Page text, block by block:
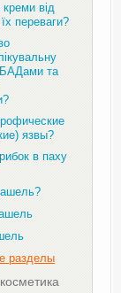
креми від
переваги?
БАДами та
язвы?
в паху
разделы